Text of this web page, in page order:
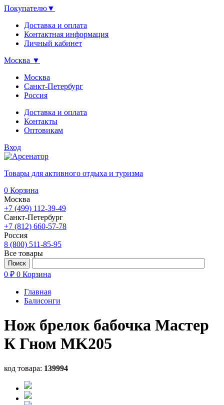
Покупателю▼
Доставка и оплата
Контактная информация
Личный кабинет
Москва ▼
Москва
Санкт-Петербург
Россия
Доставка и оплата
Контакты
Оптовикам
Вход
Товары для активного отдыха и туризма
0 Корзина
Москва
+7 (499) 112-39-49
Санкт-Петербург
+7 (812) 660-57-78
Россия
8 (800) 511-85-95
Все товары
0 ₽ 0 Корзина
Главная
Балисонги
Нож брелок бабочка Мастер
К Гном MK205
код товара: 139994